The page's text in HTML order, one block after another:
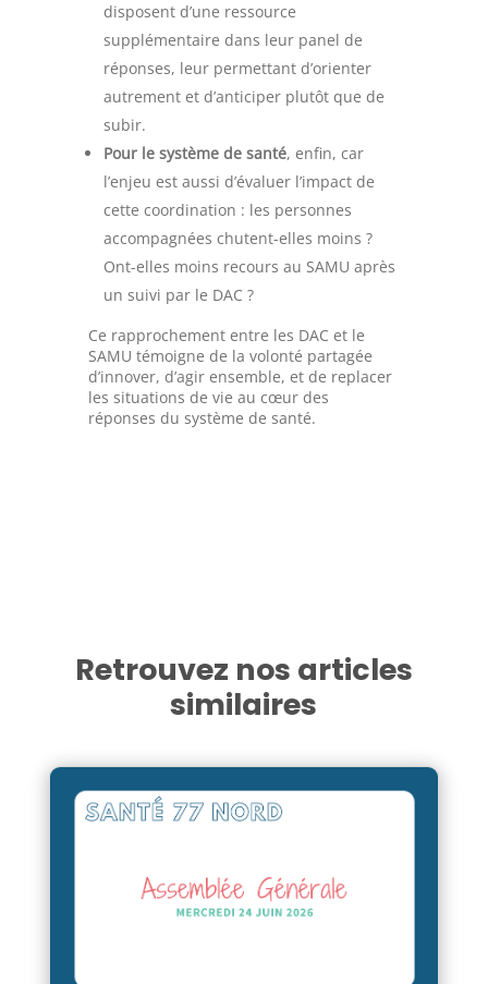
disposent d’une ressource
supplémentaire dans leur panel de
réponses, leur permettant d’orienter
autrement et d’anticiper plutôt que de
subir.
Pour le système de santé, enfin, car
l’enjeu est aussi d’évaluer l’impact de
cette coordination : les personnes
accompagnées chutent-elles moins ?
Ont-elles moins recours au SAMU après
un suivi par le DAC ?
Ce rapprochement entre les DAC et le
SAMU témoigne de la volonté partagée
d’innover, d’agir ensemble, et de replacer
les situations de vie au cœur des
réponses du système de santé.
Retrouvez nos articles
similaires